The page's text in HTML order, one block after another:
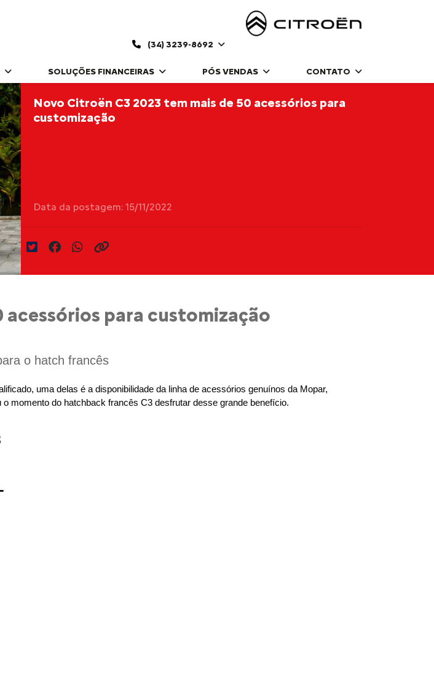
(34) 3239-8692
SOLUÇÕES FINANCEIRAS PÓS VENDAS CONTATO
Novo Citroën C3 2023 tem mais de 50 acessórios para
customização
Data da postagem: 15/11/2022
acessórios para customização
o hatch francês
uma delas é a disponibilidade da linha de acessórios genuínos da Mopar,
momento do hatchback francês C3 desfrutar desse grande benefício.